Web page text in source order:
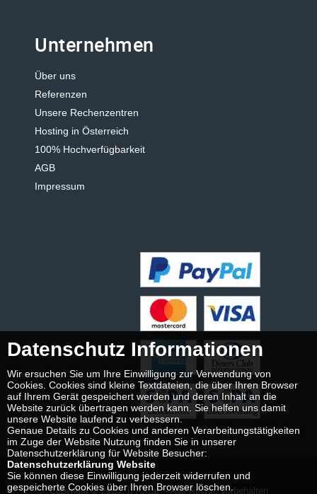
Unternehmen
Über uns
Referenzen
Unsere Rechenzentren
Hosting in Österreich
100% Hochverfügbarkeit
AGB
Impressum
Copyright © 2025 IPAX.at - Alle Rechte vorbehalten
Datenschutz Informationen
Wir ersuchen Sie um Ihre Einwilligung zur Verwendung von
Cookies. Cookies sind kleine Textdateien, die über Ihren Browser
auf Ihrem Gerät gespeichert werden und deren Inhalt an die
Website zurück übertragen werden kann. Sie helfen uns damit
unsere Website laufend zu verbessern.
Genaue Details zu Cookies und anderen Verarbeitungstätigkeiten
im Zuge der Website Nutzung finden Sie in unserer
Datenschutzerklärung für Website Besucher:
Datenschutzerklärung Website
Sie können diese Einwilligung jederzeit widerrufen und
gespeicherte Cookies über Ihren Browser löschen.